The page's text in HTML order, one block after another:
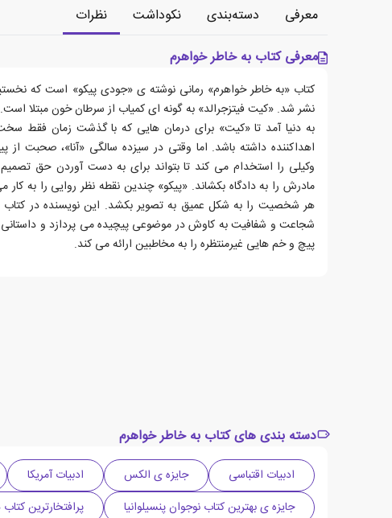
معرفی دسته‌بندی نکوداشت
نظرات
معرفی کتاب به خاطر خواهرم
نشر شد. «کیت فیتزجرالد» به گونه ای کمیاب از سرطان خون مبتلا
به دنیا آمد تا «کیت» برای درمان هایی که با گذشت زمان
اهداکننده داشته باشد. اما وقتی در سیزده سالگی «آنا»، صحبت از
وکیلی را استخدام می کند تا بتواند برای به دست آوردن حق
مادرش را به دادگاه بکشاند. «پیکو» چندین نقطه نظر روایی را به
هر شخصیت را به شکل عمیق به تصویر بکشد. این نویسنده در کتاب
شجاعت و شفافیت به کاوش در موضوعی پیچیده می پردازد و داستانی
پیچ و خم هایی غیرمنتظره را به مخاطبین ارائه می کند.
دسته بندی های کتاب به خاطر خواهرم
ادبیات اقتباسی جایزه ی الکس ادبیات آمریکا
جایزه ی بهترین کتاب نوجوان پنسیلوانیا
پرافتخارترین